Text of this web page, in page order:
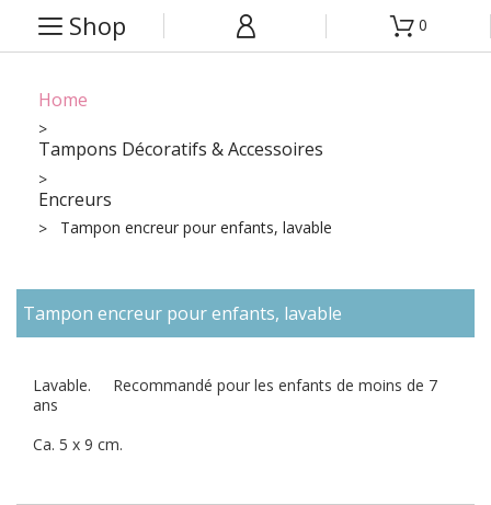
 Shop   0
Home
Tampons Décoratifs & Accessoires
Encreurs
Tampon encreur pour enfants, lavable
Tampon encreur pour enfants, lavable
Lavable. Recommandé pour les enfants de moins de 7
ans
Ca. 5 x 9 cm.